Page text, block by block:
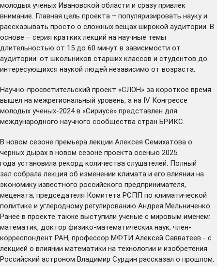
молодых ученых Ивановской области и сразу привлек
внимание. Главная цель проекта – популяризировать науку и
рассказывать просто о сложных вещах широкой аудитории. В
основе – серия кратких лекций на научные темы
длительностью от 15 до 60 минут в зависимости от
аудитории: от школьников старших классов и студентов до
интересующихся наукой людей независимо от возраста.
Научно-просветительский проект «СЛОН» за короткое время
вышел на межрегиональный уровень, а на IV Конгрессе
молодых ученых-2024 в «Сириусе» представлен для
международного научного сообщества стран БРИКС.
В новом сезоне премьера лекции Алексея Семихатова о
чёрных дырах в новом сезоне проекта осенью 2025
года установила рекорд количества слушателей. Полный
зал собрала лекция об изменении климата и его влиянии на
экономику известного российского предпринимателя,
мецената, председателя Комитета РСПП по климатической
политике и углеродному регулированию Андрея Мельниченко.
Ранее в проекте также выступили ученые с мировым именем:
математик, доктор физико-математических наук, член-
корреспондент РАН, профессор МФТИ Алексей Савватеев - с
лекцией о влиянии математики на технологии и изобретения.
Российский астроном Владимир Сурдин рассказал о прошлом,